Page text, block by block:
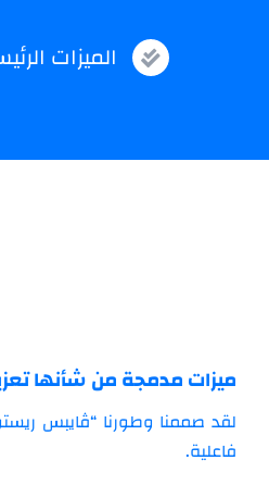
الميزات
ميزات مدمجة من شأنها
لقد صممنا وطورنا “ڤايبس
فاعلية.